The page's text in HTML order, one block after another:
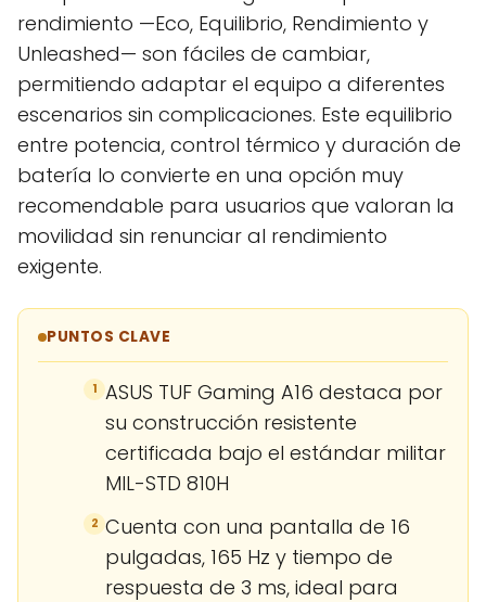
rendimiento —Eco, Equilibrio, Rendimiento y
Unleashed— son fáciles de cambiar,
permitiendo adaptar el equipo a diferentes
escenarios sin complicaciones. Este equilibrio
entre potencia, control térmico y duración de
batería lo convierte en una opción muy
recomendable para usuarios que valoran la
movilidad sin renunciar al rendimiento
exigente.
PUNTOS CLAVE
1 ASUS TUF Gaming A16 destaca por
su construcción resistente
certificada bajo el estándar militar
MIL-STD 810H
2 Cuenta con una pantalla de 16
pulgadas, 165 Hz y tiempo de
respuesta de 3 ms, ideal para